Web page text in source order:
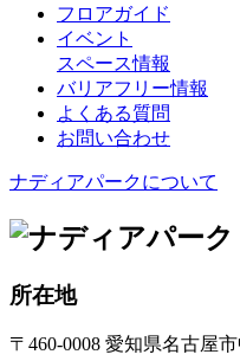
フロアガイド
イベント
スペース情報
バリアフリー情報
よくある質問
お問い合わせ
ナディアパークについて
所在地
〒460-0008 愛知県名古屋